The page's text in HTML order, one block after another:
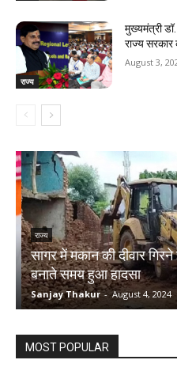
राज्य
मुख्यमंत्री
राज्य सरकार
August 3,
राज्य
सागर में मकान की दीवार गिरने
बनाते समय हुआ हादसा
Sanjay Thakur - August 4, 2024
MOST POPULAR